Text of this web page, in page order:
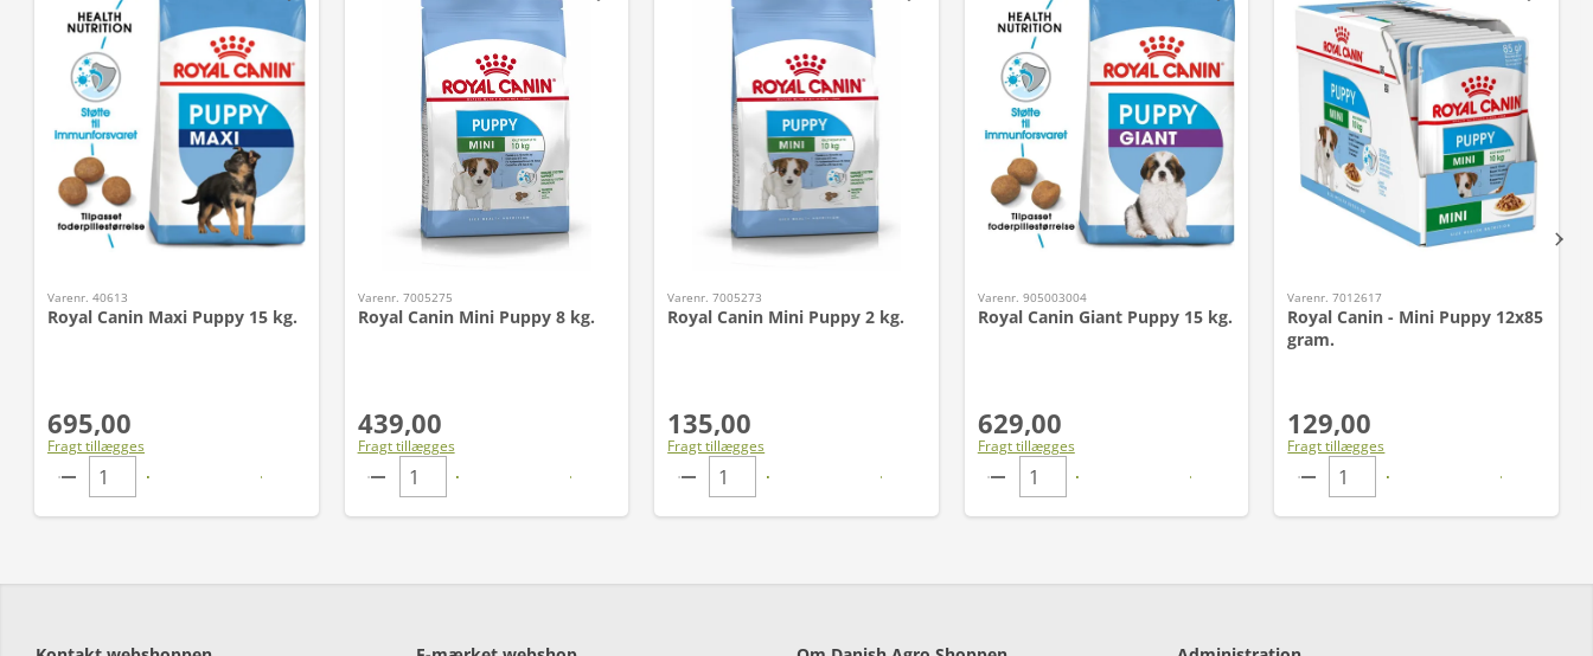
Varenr. 40613
Royal Canin Maxi Puppy 15 kg.
695,00
Fragt tillægges
Varenr. 7005275
Royal Canin Mini Puppy 8 kg.
439,00
Fragt tillægges
Varenr. 7005273
Royal Canin Mini Puppy 2 kg.
135,00
Fragt tillægges
Varenr. 905003004
Royal Canin Giant Puppy 15 kg.
629,00
Fragt tillægges
Varenr. 7012617
Royal Canin - Mini Puppy 12x85
gram.
129,00
Fragt tillægges